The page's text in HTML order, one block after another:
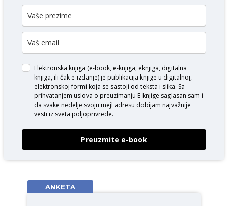
Elektronska knjiga (e-book, e-knjiga, eknjiga, digitalna
knjiga, ili čak e-izdanje) je publikacija knjige u digitalnoj,
elektronskoj formi koja se sastoji od teksta i slika. Sa
prihvatanjem uslova o preuzimanju E-knjige saglasan sam i
da svake nedelje svoju mejl adresu dobijam najvažnije
vesti iz sveta poljoprivrede.
Preuzmite e-book
ANKETA